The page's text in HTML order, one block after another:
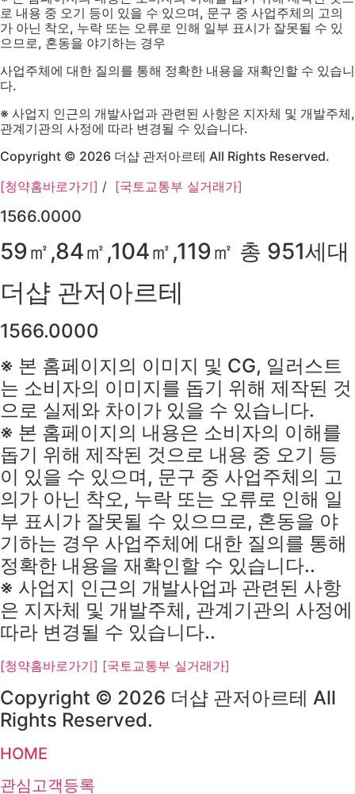
로 내용 중 오기 등이 있을 수 있으며, 문구 중 사업주체의 고의
가 아닌 착오, 누락 또는 오류로 인해 일부 표시가 잘못될 수 있
으므로, 혼동을 야기하는 경우
사업주체에 대한 질의를 통해 정확한 내용을 재확인할 수 있습니
다.
※ 사업지 인근의 개발사업과 관련된 사항은 지자체 및 개발주체,
관계기관의 사정에 따라 변경될 수 있습니다.
Copyright © 2026 더샵 관저아르테 All Rights Reserved.
[청약홈바로가기] / [국토교통부 실거래가]
1566.0000
59㎡,84㎡,104㎡,119㎡ 총 951세대
더샵 관저아르테
1566.0000
※ 본 홈페이지의 이미지 및 CG, 일러스트
는 소비자의 이미지를 돕기 위해 제작된 것
으로 실제와 차이가 있을 수 있습니다.
※ 본 홈페이지의 내용은 소비자의 이해를
돕기 위해 제작된 것으로 내용 중 오기 등
이 있을 수 있으며, 문구 중 사업주체의 고
의가 아닌 착오, 누락 또는 오류로 인해 일
부 표시가 잘못될 수 있으므로, 혼동을 야
기하는 경우 사업주체에 대한 질의를 통해
정확한 내용을 재확인할 수 있습니다..
※ 사업지 인근의 개발사업과 관련된 사항
은 지자체 및 개발주체, 관계기관의 사정에
따라 변경될 수 있습니다..
[청약홈바로가기] [국토교통부 실거래가]
Copyright © 2026 더샵 관저아르테 All
Rights Reserved.
HOME
관심고객등록